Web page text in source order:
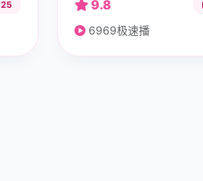
9.8
6969极速播